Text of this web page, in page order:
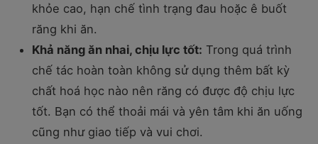
khỏe cao, hạn chế tình trạng đau hoặc ê buốt
răng khi ăn.
Khả năng ăn nhai, chịu lực tốt: Trong quá trình
chế tác hoàn toàn không sử dụng thêm bất kỳ
chất hoá học nào nên răng có được độ chịu lực
tốt. Bạn có thể thoải mái và yên tâm khi ăn uống
cũng như giao tiếp và vui chơi.